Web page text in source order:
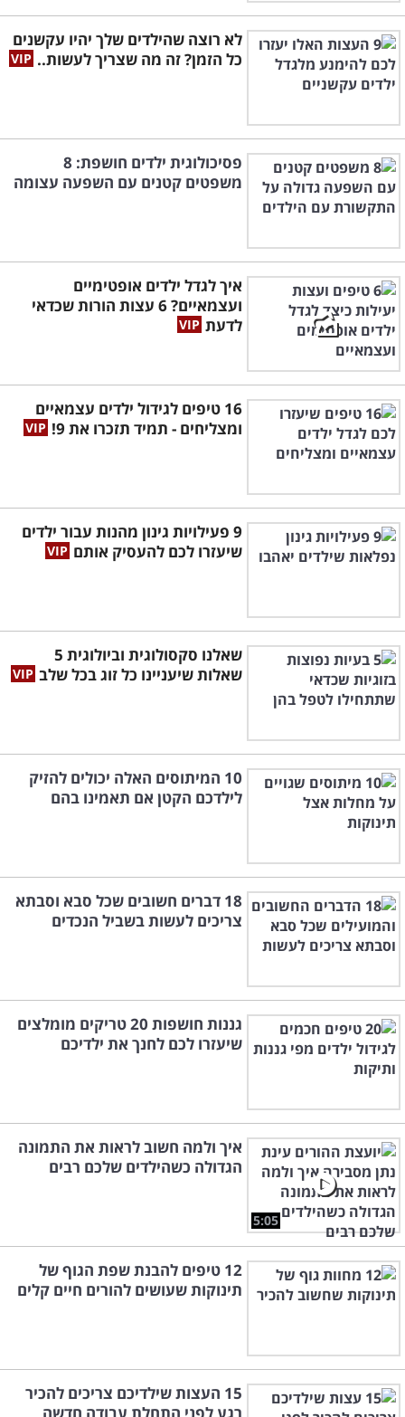
לא רוצה שהילדים שלך יהיו עקשנים
כל הזמן? זה מה שצריך לעשות..
פסיכולוגית ילדים חושפת: 8
משפטים קטנים עם השפעה עצומה
איך לגדל ילדים אופטימיים
ועצמאיים? 6 עצות הורות שכדאי
לדעת
16 טיפים לגידול ילדים עצמאיים
ומצליחים - תמיד תזכרו את 9!
9 פעילויות גינון מהנות עבור ילדים
שיעזרו לכם להעסיק אותם
שאלנו סקסולוגית וביולוגית 5
שאלות שיעניינו כל זוג בכל שלב
10 המיתוסים האלה יכולים להזיק
לילדכם הקטן אם תאמינו בהם
18 דברים חשובים שכל סבא וסבתא
צריכים לעשות בשביל הנכדים
גננות חושפות 20 טריקים מומלצים
שיעזרו לכם לחנך את ילדיכם
5:05
איך ולמה חשוב לראות את התמונה
הגדולה כשהילדים שלכם רבים
12 טיפים להבנת שפת הגוף של
תינוקות שעושים להורים חיים קלים
15 העצות שילדיכם צריכים להכיר